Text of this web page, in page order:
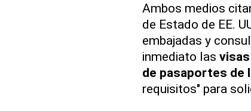
Ambos medios
de Estado de EE.
embajadas y
inmediato las
de pasaportes de
requisitos" para